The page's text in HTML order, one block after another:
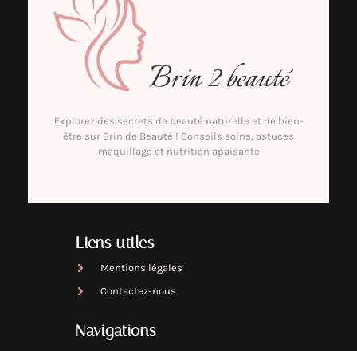
Explorez des secrets de beauté naturelle et de bien-
être sur Brin de Beauté ! Conseils soins, astuces
maquillage et nutrition apaisante
Liens utiles
Mentions légales
Contactez-nous
Navigations